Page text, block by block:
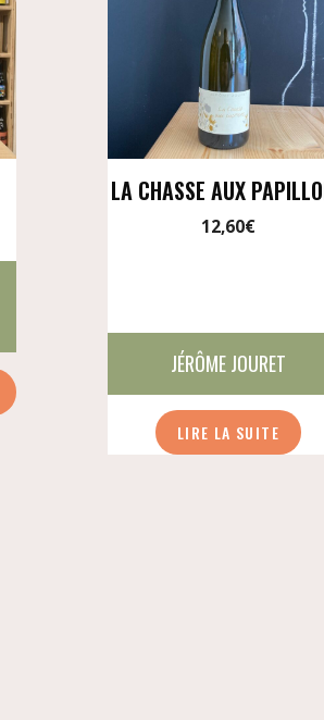
quantité
de
LA CHASSE AUX
12,60€
JÉRÔME JOURET
LIRE LA SUITE